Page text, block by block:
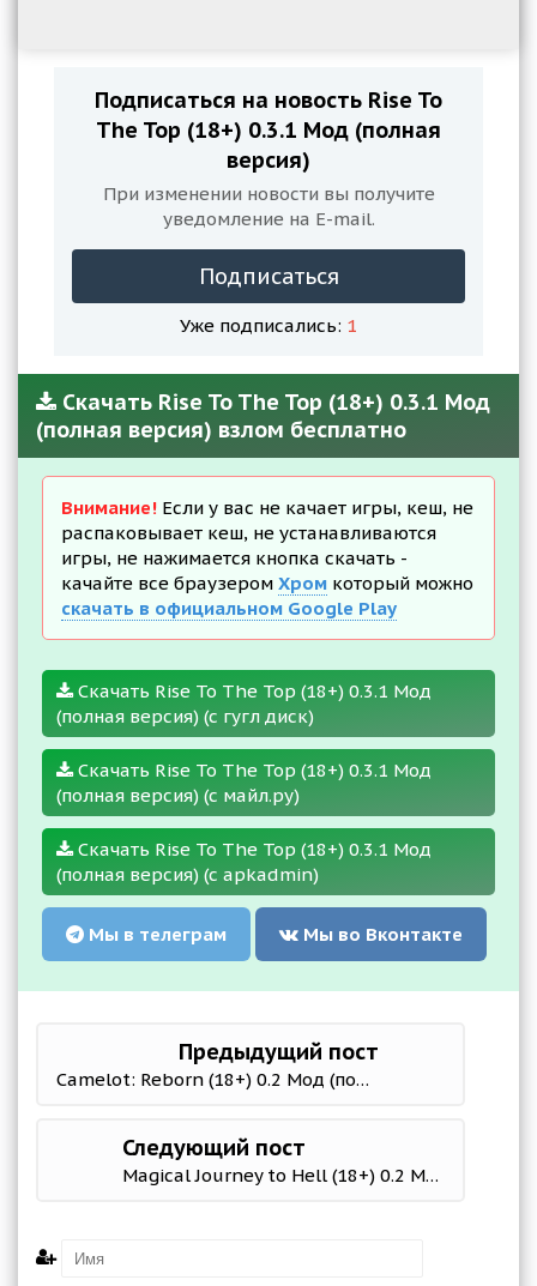
Подписаться на новость Rise To
The Top (18+) 0.3.1 Мод (полная
версия)
При изменении новости вы получите
уведомление на E-mail.
Подписаться
Уже подписались: 1
Скачать Rise To The Top (18+) 0.3.1 Мод
(полная версия) взлом бесплатно
Внимание! Если у вас не качает игры, кеш, не
распаковывает кеш, не устанавливаются
игры, не нажимается кнопка скачать -
качайте все браузером Хром который можно
скачать в официальном Google Play
Скачать Rise To The Top (18+) 0.3.1 Мод
(полная версия) (с гугл диск)
Скачать Rise To The Top (18+) 0.3.1 Мод
(полная версия) (с майл.ру)
Скачать Rise To The Top (18+) 0.3.1 Мод
(полная версия) (с apkadmin)
Мы в телеграм Мы во Вконтакте
Предыдущий пост
Camelot: Reborn (18+) 0.2 Мод (полная версия)
Следующий пост
Magical Journey to Hell (18+) 0.2 Мод (полная версия)